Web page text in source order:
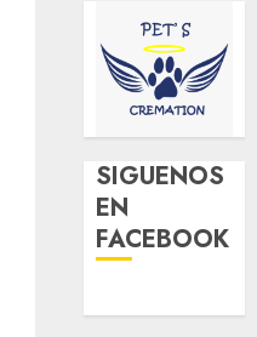
SIGUENOS
EN
FACEBOOK